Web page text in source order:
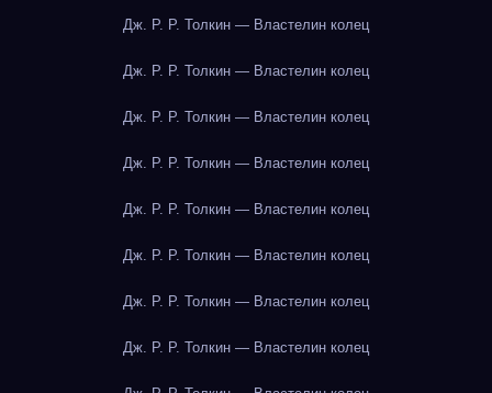
Дж. Р. Р. Толкин — Властелин колец
Дж. Р. Р. Толкин — Властелин колец
Дж. Р. Р. Толкин — Властелин колец
Дж. Р. Р. Толкин — Властелин колец
Дж. Р. Р. Толкин — Властелин колец
Дж. Р. Р. Толкин — Властелин колец
Дж. Р. Р. Толкин — Властелин колец
Дж. Р. Р. Толкин — Властелин колец